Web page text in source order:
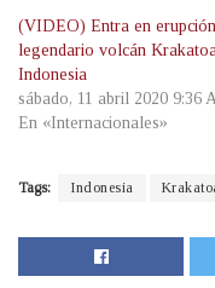
(VIDEO) Entra en
legendario volcán
Indonesia
sábado, 11 abril 2020 9:36
En «Internacionales»
Tags: Indonesia